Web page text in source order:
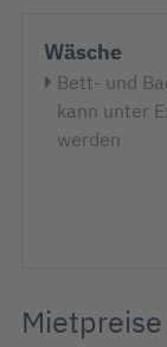
Hocker
Kabel-TV
Kochtöpfe
Wäsche
Bett- und
kann unter
werden
Mietpreise